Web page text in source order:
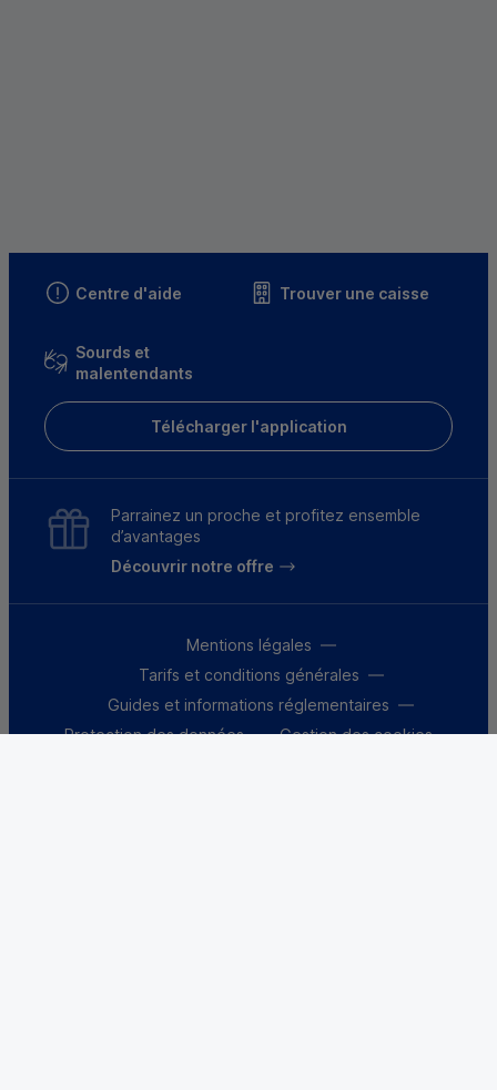
Centre d'aide Trouver une caisse
Sourds et
malentendants
Télécharger l'application
Parrainez un proche et profitez ensemble
d’avantages
Découvrir notre offre
Mentions légales
Tarifs et conditions générales
Guides et informations réglementaires
Protection des données
Gestion des cookies